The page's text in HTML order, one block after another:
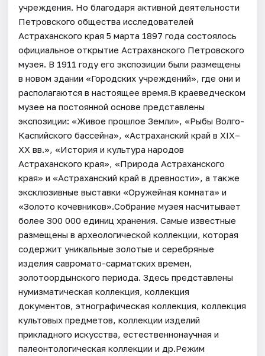
учреждения. Но благодаря активной деятельности
Петровского общества исследователей
Астраханского края 5 марта 1897 года состоялось
официальное открытие Астраханского Петровского
музея. В 1911 году его экспозиции были размещены
в новом здании «Городских учреждений», где они и
располагаются в настоящее время.В краеведческом
музее на постоянной основе представлены
экспозиции: «Живое прошлое Земли», «Рыбы Волго-
Каспийского бассейна», «Астраханский край в XIX–
XX вв.», «История и культура народов
Астраханского края», «Природа Астраханского
края» и «Астраханский край в древности», а также
эксклюзивные выставки «Оружейная комната» и
«Золото кочевников».Собрание музея насчитывает
более 300 000 единиц хранения. Самые известные
размещены в археологической коллекции, которая
содержит уникальные золотые и серебряные
изделия савромато-сарматских времен,
золотоордынского периода. Здесь представлены
нумизматическая коллекция, коллекция
документов, этнографическая коллекция, коллекция
культовых предметов, коллекции изделий
прикладного искусства, естественнонаучная и
палеонтологическая коллекции и др.Режим